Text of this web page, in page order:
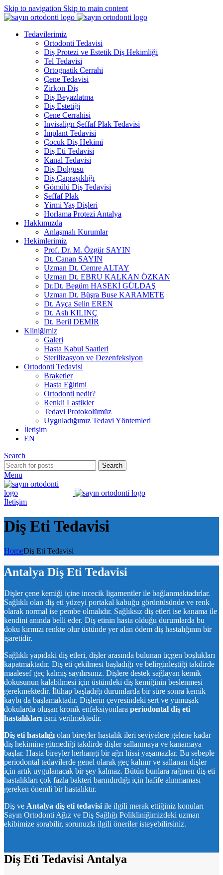
Skip to navigation Skip to main content
Tedavilerimiz
Ortodonti Tedavisi
Diş Protezi ve Estetik Diş Hekimliği
Tel Tedavisi
Ortognatik Cerrahi
Çene Tedavisi
Zirkon Diş
Diş Beyazlatma
Diş Estetiği
Çene Cerrahisi
Invisalign Şeffaf Plak Tedavisi
İmplant Tedavisi
Çocuk Diş Hekimi
Diş Eti Tedavisi
Kanal Tedavisi
Diş Dolgusu
Diş Çapraşıklığı
Gömülü Diş Tedavisi
Şeffaf Plak
Yirmi Yaş Dişleri
Horlama Protezi Antalya
Hakkımızda
Anlaşmalı Kurumlar
Hekimlerimiz
Prof. Dr. M. Özgür SAYIN
Dt. Canan SAYIN
Uzman Dt. Cemre ALTAY
Uzman Dt. EBRU KALKAN ÖZKAN
Dr.Dt. Begüm HASEKİ GÜLDAŞ
Uzman Dt. Büşra Buse KARAMETE
Dt. Ayça Selin EREN
Dt. Aslı KILINÇ
Dt. Beril DEMİR
Kliniğimiz
Galeri
Hasta Kabul Saatleri
Sterilizasyon ve Dezenfeksiyon
Ortodonti Tedavisi
Braketler
Hasta Eğitimi
Ortodonti nedir?
Renkli Lastikler
Tedavi Protokolümüz
Uyguladığımız Tedavi Yöntemleri
İletişim
EN
Search
Search
Menu
İletişim
Diş Eti Tedavisi
HomeDiş Eti Tedavisi
Antalya Diş Eti Tedavisi
Dişler çene kemiği içine incecik ligamentler ile bağlanmaktadırlar.
Sağlıklı olan diş eti yüzeyi portakal kabuğu görüntüsünde ve renk
olarak normal ise pembe olmalıdır. Sağlıksız diş etleri ise kanama ile
kendini anında belli eder. Diş etinin hasta olduğu durumlarda bu
doku kırmızı renkte olur üstünde yer alan ödem diş hastalığının bir
işaretidir.
Sağlıklı yapıdaki diş etleri, dişler arasında bulunan üçgen boşlukları
kapatmaktadır. Diş eti çekilmesi başladığı ve belirginleştiği takdirde
maalesef geç kalmış sayılırsınız. Dişlere destek sağlayan kemik
dokusunun kalabilmesi için üstündeki diş kemiğinin beslenmesi
gerekmektedir. İltihap başladığı durumlarda bir süre sonra kemik
kaybı da başlamaktadır. Dişlerin çevresindeki sert ve yumuşak
dokularda oluşan kronik enfeksiyonlara periodontal diş eti
hastalıkları ismi verilmektedir.
Diş eti hastalığı olan bireyler hastalık ileri seviyelere gelene kadar
diş hekimine gitmediği takdirde dişler sallanmaya ve kanamaya
başlar. Hasta bireyler herhangi bir ağrı hissi yaşamazlar. Bu sebeple
periodontal tedavilerde genel olarak geç kalınır ve sallanan dişler
için artık uygulanacak bir şey kalmaz. Bütün bunlara rağmen diş eti
hastalıkları çok fazla bakteri barındırdığı için hafife alınmaması
gereken önemli bir hastalıktır.
Diş ve Antalya diş eti tedavisi ile ilgili merak ettiğiniz konuları
Sayın Ortodonti Ağız ve Diş Sağlığı Polikliniğimizdeki uzman
ekibimize sorabilir, sorunuzla ilgili öneriler isteyebilirsiniz.
Diş Eti Tedavisi Antalya